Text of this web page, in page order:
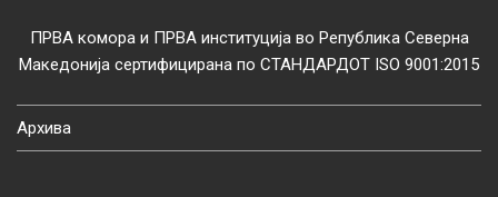
ПРВА комора и ПРВА институција во Република Северна
Македонија сертифицирана по СТАНДАРДОТ ISO 9001:2015
Архива